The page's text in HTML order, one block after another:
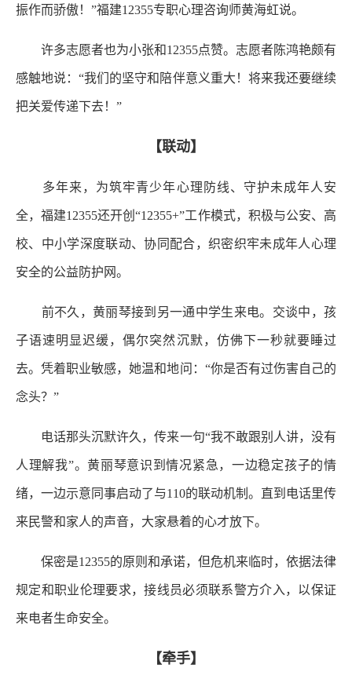
振作而骄傲！”福建12355专职心理咨询师黄海虹说。
许多志愿者也为小张和12355点赞。志愿者陈鸿艳颇有
感触地说：“我们的坚守和陪伴意义重大！将来我还要继续
把关爱传递下去！”
【联动】
多年来，为筑牢青少年心理防线、守护未成年人安
全，福建12355还开创“12355+”工作模式，积极与公安、高
校、中小学深度联动、协同配合，织密织牢未成年人心理
安全的公益防护网。
前不久，黄丽琴接到另一通中学生来电。交谈中，孩
子语速明显迟缓，偶尔突然沉默，仿佛下一秒就要睡过
去。凭着职业敏感，她温和地问：“你是否有过伤害自己的
念头？”
电话那头沉默许久，传来一句“我不敢跟别人讲，没有
人理解我”。黄丽琴意识到情况紧急，一边稳定孩子的情
绪，一边示意同事启动了与110的联动机制。直到电话里传
来民警和家人的声音，大家悬着的心才放下。
保密是12355的原则和承诺，但危机来临时，依据法律
规定和职业伦理要求，接线员必须联系警方介入，以保证
来电者生命安全。
【牵手】